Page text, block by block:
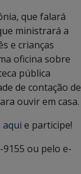
que falará
ministrará a
e crianças
oficina sobre
pública
de contação de
ouvir em casa.
aqui e participe!
ou pelo e-